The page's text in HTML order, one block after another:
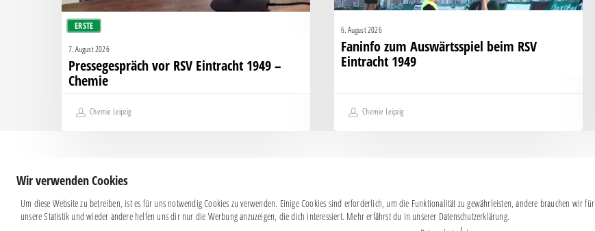
ERSTE
7. August 2026
Pressegespräch vor RSV Eintracht 1949 –
Chemie
Chemie Leipzig
6. August 2026
Faninfo zum Auswärtsspiel beim RSV
Eintracht 1949
Chemie Leipzig
Impressum|Datenschutz
BSG CHEMIE LEIPZIG © 2026
Wir verwenden Cookies
Um diese Website zu betreiben, ist es für uns notwendig Cookies zu verwenden. Einige Cookies sind erforderlich, um die Funktionalität zu gewährleisten, andere brauchen wir für
unsere Statistik und wieder andere helfen uns dir nur die Werbung anzuzeigen, die dich interessiert. Mehr erfährst du in unserer Datenschutzerklärung.